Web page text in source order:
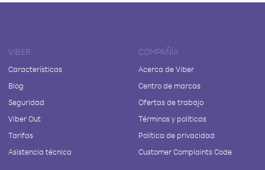
VIBER
Características
Blog
Seguridad
Viber Out
Tarifas
Asistencia técnica
COMPAÑÍA
Acerca de Viber
Centro de marcas
Ofertas de trabajo
Términos y políticas
Política de privacidad
Customer Complaints Code